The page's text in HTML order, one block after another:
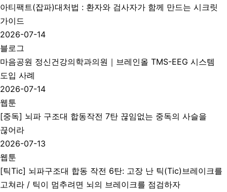
아티팩트(잡파)대처법 : 환자와 검사자가 함께 만드는 시크릿
가이드
2026-07-14
블로그
마음공원 정신건강의학과의원｜브레인올 TMS-EEG 시스템
도입 사례
2026-07-14
웹툰
[중독] 뇌파 구조대 합동작전 7탄 끊임없는 중독의 사슬을
끊어라
2026-07-13
웹툰
[틱Tic] 뇌파구조대 합동 작전 6탄: 고장 난 틱(Tic)브레이크를
고쳐라 / 틱이 멈추려면 뇌의 브레이크를 점검하자